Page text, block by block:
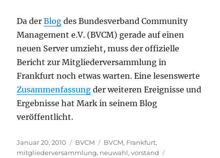
Da derBlog des Bundesverband Community
Management e.V. (BVCM) gerade auf einen
neuen Server umzieht, muss der offizielle
Bericht zur Mitgliederversammlung in
Frankfurt noch etwas warten. Eine lesenswerte
Zusammenfassung der weiteren Ereignisse und
Ergebnisse hat Mark in seinem Blog
veröffentlicht.
Veröffentlicht
am
Januar 20, 2010 Kategorien
BVCM Schlagwörter
BVCM, Frankfurt,
mitgliederversammlung, neuwahl,vorstand